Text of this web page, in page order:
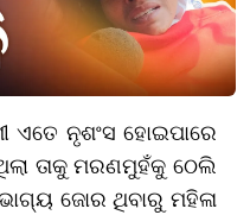
ଏତେ ନୃଶଂସ ହୋଇପାରେ
ତାକୁ ମରଣମୁହଁକୁ ଠେଲି
ଭାଗ୍ୟ ଜୋର ଥିବାରୁ ମହିଳା